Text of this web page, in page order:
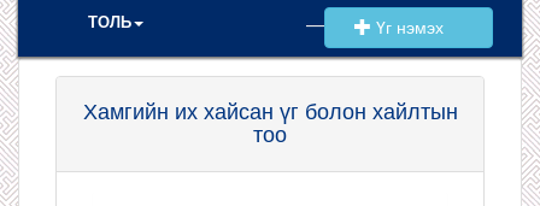
ТОЛЬ Үг нэмэх
Хамгийн их хайсан үг болон хайлтын
тоо